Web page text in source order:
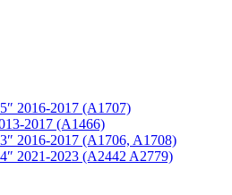
2016-2017 (A1707)
2017 (A1466)
2016-2017 (A1706, A1708)
2021-2023 (A2442 A2779)